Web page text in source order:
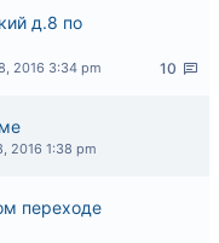
д.8 по
10
2016 3:34 pm
2016 1:38 pm
переходе